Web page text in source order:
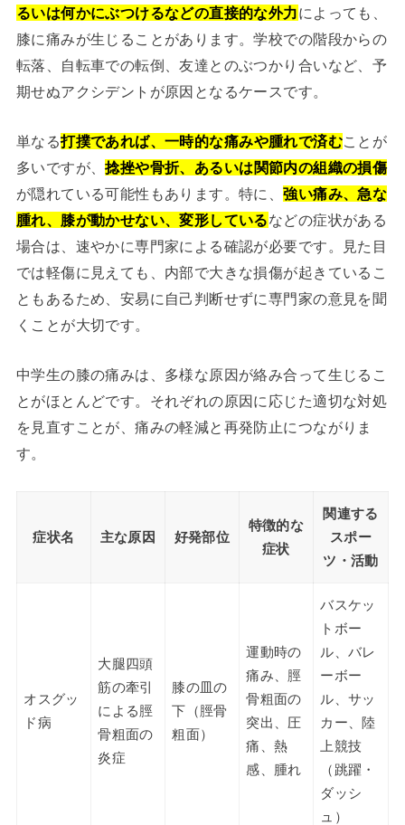
るいは何かにぶつけるなどの直接的な外力によっても、
膝に痛みが生じることがあります。学校での階段からの
転落、自転車での転倒、友達とのぶつかり合いなど、予
期せぬアクシデントが原因となるケースです。
単なる打撲であれば、一時的な痛みや腫れで済むことが
多いですが、捻挫や骨折、あるいは関節内の組織の損傷
が隠れている可能性もあります。特に、強い痛み、急な
腫れ、膝が動かせない、変形しているなどの症状がある
場合は、速やかに専門家による確認が必要です。見た目
では軽傷に見えても、内部で大きな損傷が起きているこ
ともあるため、安易に自己判断せずに専門家の意見を聞
くことが大切です。
中学生の膝の痛みは、多様な原因が絡み合って生じるこ
とがほとんどです。それぞれの原因に応じた適切な対処
を見直すことが、痛みの軽減と再発防止につながりま
す。
症状名 主な原因 好発部位
特徴的な
症状
関連する
スポー
ツ・活動
オスグッ
ド病
大腿四頭
筋の牽引
による脛
骨粗面の
炎症
膝の皿の
下（脛骨
粗面）
運動時の
痛み、脛
骨粗面の
突出、圧
痛、熱
感、腫れ
バスケッ
トボー
ル、バレ
ーボー
ル、サッ
カー、陸
上競技
（跳躍・
ダッシ
ュ）